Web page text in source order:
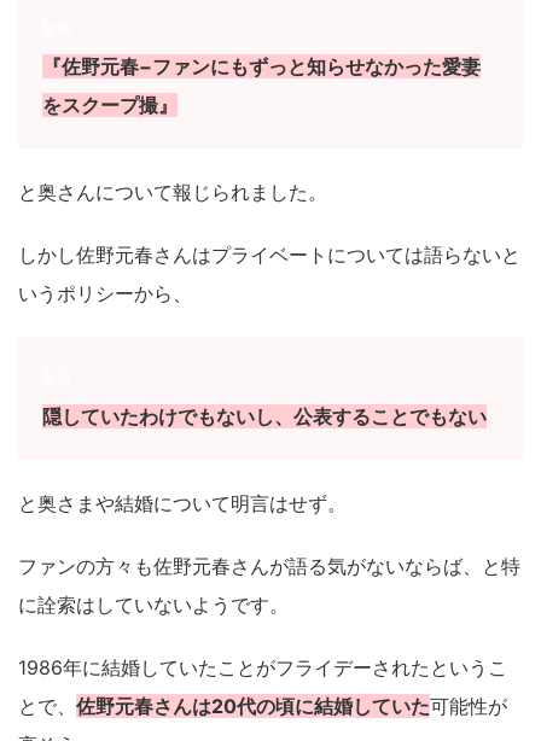
『佐野元春−ファンにもずっと知らせなかった愛妻
をスクープ撮』
と奥さんについて報じられました。
しかし佐野元春さんはプライベートについては語らないと
いうポリシーから、
隠していたわけでもないし、公表することでもない
と奥さまや結婚について明言はせず。
ファンの方々も佐野元春さんが語る気がないならば、と特
に詮索はしていないようです。
1986年に結婚していたことがフライデーされたというこ
とで、 佐野元春さんは20代の頃に結婚していた可能性が